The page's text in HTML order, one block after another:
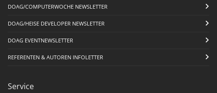
DOAG/COMPUTERWOCHE NEWSLETTER
DOAG/HEISE DEVELOPER NEWSLETTER
DOAG EVENTNEWSLETTER
REFERENTEN & AUTOREN INFOLETTER
Service